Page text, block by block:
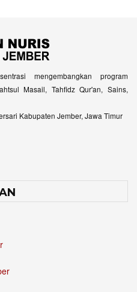
mengembangkan program
Masail, Tahfidz Qur'an, Sains,
Kabupaten Jember, Jawa Timur